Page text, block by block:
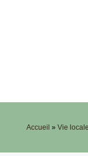
Accueil » Vie locale